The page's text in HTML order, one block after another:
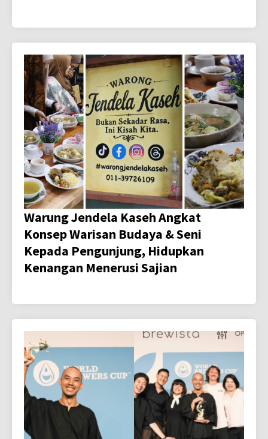
Warung Jendela Kaseh Angkat
Konsep Warisan Budaya & Seni
Kepada Pengunjung, Hidupkan
Kenangan Menerusi Sajian